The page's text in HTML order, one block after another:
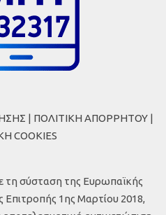
| ΠΟΛΙΤΙΚΗ ΑΠΟΡΡΗΤΟΥ |
COOKIES
σύσταση της Ευρωπαϊκής
1ης Μαρτίου 2018,